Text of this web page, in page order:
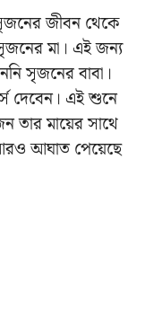
সৃজনের জীবন থেকে
মা। এই জন্য
সৃজনের বাবা।
দেবেন। এই শুনে
মায়ের সাথে
আঘাত পেয়েছে